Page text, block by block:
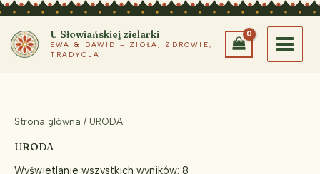
Przejdź
treści
U Słowiańskiej zielarki
EWA & DAWID – ZIOŁA, ZDROWIE,
TRADYCJA
Strona główna / URODA
URODA
Wyświetlanie wszystkich wyników: 8